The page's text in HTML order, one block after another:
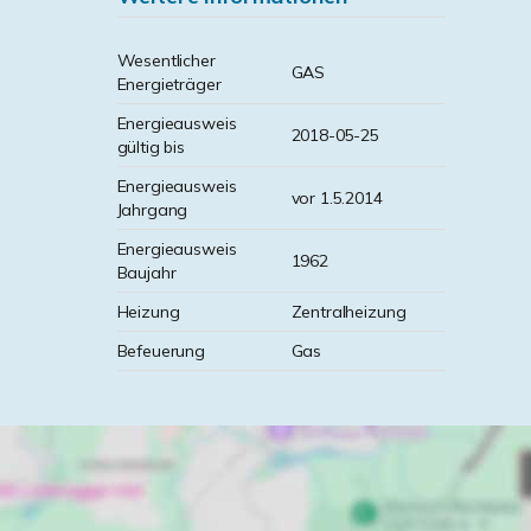
Wesentlicher
Energieträger
GAS
Energieausweis
gültig bis
2018-05-25
Energieausweis
Jahrgang
vor 1.5.2014
Energieausweis
Baujahr
1962
Heizung
Zentralheizung
Befeuerung
Gas